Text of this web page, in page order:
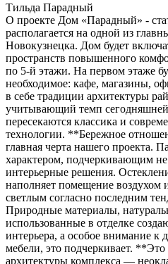
Тильда Парадный
О проекте Дом «Парадный» -
располагается на одной из
Новокузнецка. Дом будет
пространств повышенного
по 5-й этажи. На первом этаже
необходимое: кафе, магазины,
в себе традиции архитектуры
учитывающий темп
пересекаются классика и
технологии. **Бережное
главная черта нашего проекта.
характером, подчеркивающим
интерьерные решения.
наполняет помещение воздухом
светлым согласно последним
Природные материалы,
использованные в отделке
интерьера, а особое внимание к
мебели, это подчеркивает.
архитектуры комплекса —